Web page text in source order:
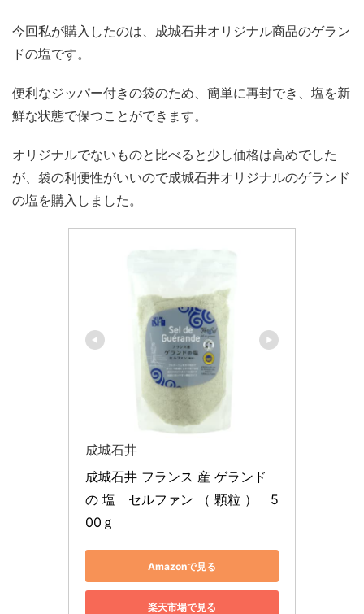
今回私が購入したのは、成城石井オリジナル商品のゲラン
ドの塩です。
便利なジッパー付きの袋のため、簡単に再封でき、塩を新
鮮な状態で保つことができます。
オリジナルでないものと比べると少し価格は高めでした
が、袋の利便性がいいので成城石井オリジナルのゲランド
の塩を購入しました。
成城石井
成城石井 フランス 産 ゲランド
の 塩　セルファン （ 顆粒 ）　5
00ｇ
Amazonで見る
楽天市場で見る